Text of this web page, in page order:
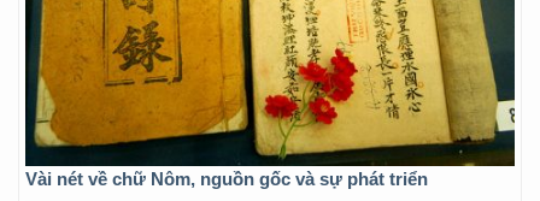
Vài nét về chữ Nôm, nguồn gốc và sự phát triển